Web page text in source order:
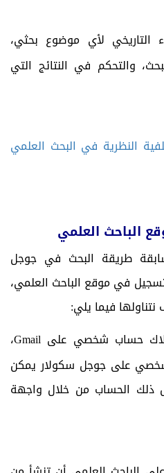
التاريخي لأي موضوع بحثي،
والتحكم في النتائج التي
النظرية في البحث العلمي
الباحث العلمي
طريقة البحث في جوجل
في موقع الباحث العلمي،
فيما يلي:
حساب شخصي على Gmail،
على جوجل سكولار يمكن
ذلك الحساب من خلال واجهة